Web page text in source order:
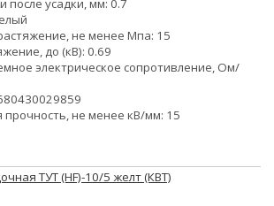
после усадки, мм: 0.7
не менее Мпа: 15
до (кВ): 0.69
электрическое сопротивление, Ом/
прочность, не менее кВ/мм: 15
ТУТ (HF)-10/5 желт (КВТ)